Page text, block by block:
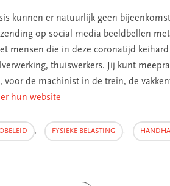
kunnen er natuurlijk geen
op social media beeldbellen
mensen die in deze coronatijd
thuiswerkers. Jij kunt
voor de machinist in de trein, de
hun website
, FYSIEKE BELASTING ,